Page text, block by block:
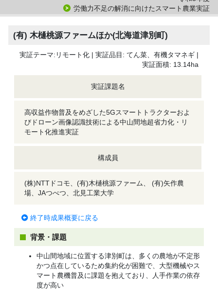
労働力不足の解消に向けたスマート農業実証
(有) 木樋桃源ファームほか(北海道津別町)
実証テーマ:リモート化 | 実証品目: てん菜、有機タマネギ |
実証面積: 13.14ha
実証課題名
高収益作物普及をめざした5Gスマートトラクターおよ
びドローン画像認識技術による中山間地超省力化・リ
モート化推進実証
構成員
(株)NTTドコモ、(有)木樋桃源ファーム、 (有)矢作農
場、JAつべつ、北見工業大学
終了時成果概要に戻る
背景・課題
中山間地域に位置する津別町は、多くの農地が不定形
かつ点在しているため集約化が困難で、大型機械やス
マート農機普及に課題を抱えており、人手作業の依存
度が高い